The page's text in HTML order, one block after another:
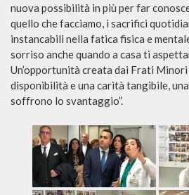
nuova possibilità in più per far
quello che facciamo, i sacrifici
instancabili nella fatica fisica e
sorriso anche quando a casa ti
Un’opportunità creata dai Frati Minori
disponibilità e una carità tangibile,
soffrono lo svantaggio”.